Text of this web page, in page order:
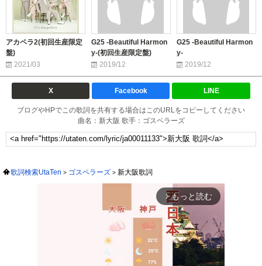
アカペラ2(初回生産限定
盤)
2021/03
G25 -Beautiful Harmon
y-(初回生産限定盤)
2019/12
G25 -Beautiful Harmon
y-
2019/12
X Facebook LINE
ブログやHPでこの歌詞を共有する場合はこのURLをコピーしてください
曲名：新大阪 歌手：ゴスペラーズ
歌詞検索UtaTen ゴスペラーズ 新大阪歌詞
arrow_forward_ios もっと読む